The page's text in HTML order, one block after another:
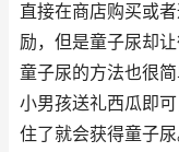
直接在商店购买或
励，但是童子尿却
童子尿的方法也很
小男孩送礼西瓜即
住了就会获得童子